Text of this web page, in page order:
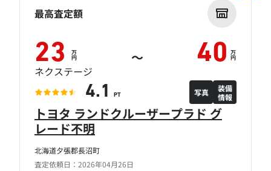
北海道夕張郡長沼町
査定依頼日：2026年04月26日
トヨタ ランドクルーザープラド グ
レード不明
最高査定額
23 万
円 ～ 40 万
円
ネクステージ
4.1 PT 写真
装備
情報